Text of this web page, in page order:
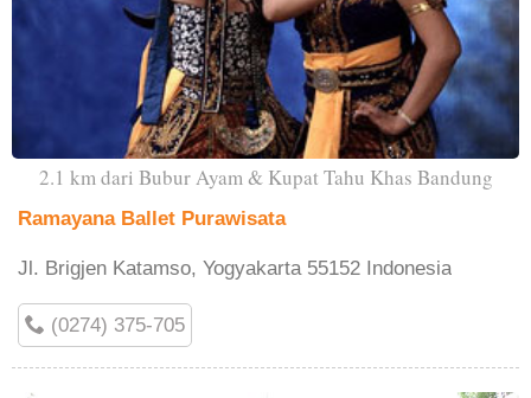
2.1 km dari Bubur Ayam & Kupat Tahu Khas Bandung
Ramayana Ballet Purawisata
Jl. Brigjen Katamso, Yogyakarta 55152 Indonesia
(0274) 375-705